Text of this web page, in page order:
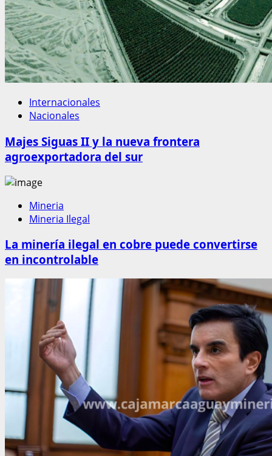
Internacionales
Nacionales
Majes Siguas II y la nueva frontera
agroexportadora del sur
Mineria
Mineria Ilegal
La minería ilegal en cobre puede convertirse
en incontrolable